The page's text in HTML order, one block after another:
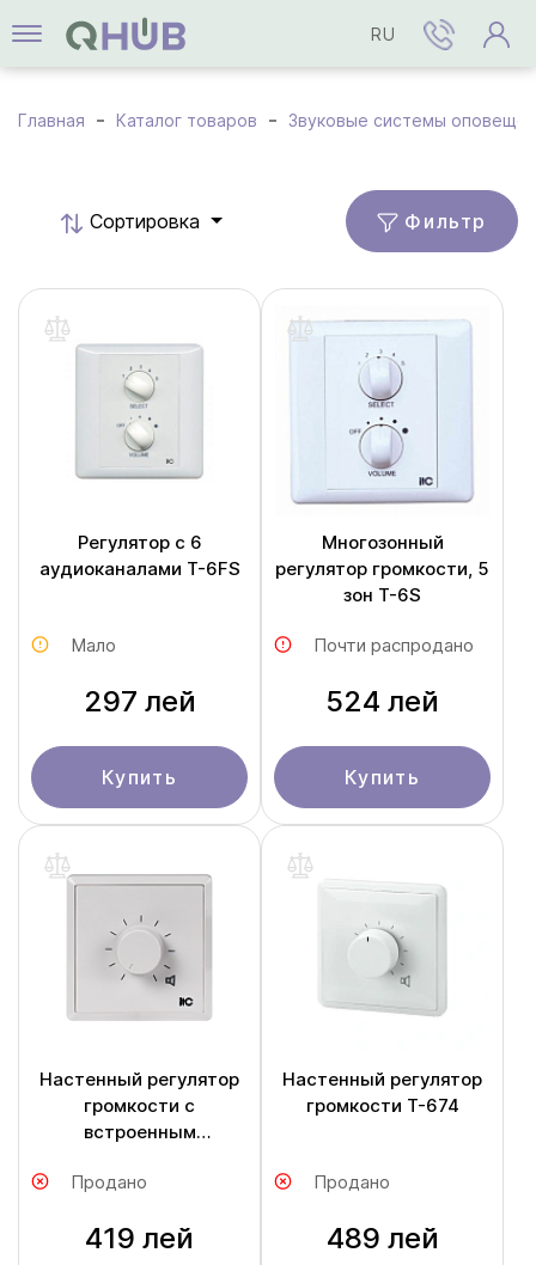
RU
Главная Каталог товаров Звуковые системы
Cортировка Фильтр
Регулятор с 6
аудиоканалами T-6FS
Мало
297 лей
Купить
Многозонный
регулятор громкости, 5
зон T-6S
Почти распродано
524 лей
Купить
Настенный регулятор
громкости с
встроенным
Продано
419 лей
Настенный регулятор
громкости T-674
Продано
489 лей